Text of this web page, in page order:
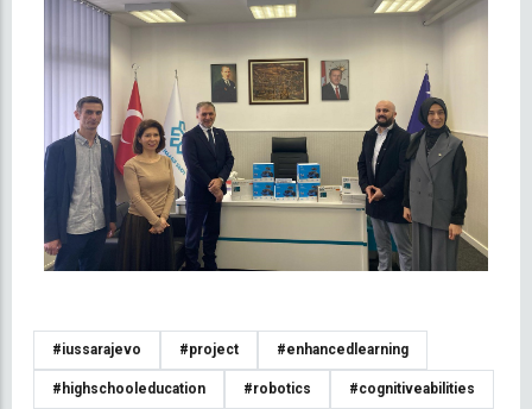
#iussarajevo #project #enhancedlearning
#highschooleducation #robotics #cognitiveabilities